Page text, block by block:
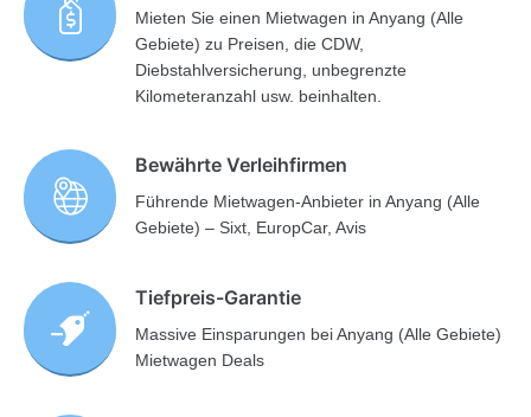
Mieten Sie einen Mietwagen in Anyang (Alle
Gebiete) zu Preisen, die CDW,
Diebstahlversicherung, unbegrenzte
Kilometeranzahl usw. beinhalten.
Bewährte Verleihfirmen
Führende Mietwagen-Anbieter in Anyang (Alle
Gebiete) – Sixt, EuropCar, Avis
Tiefpreis-Garantie
Massive Einsparungen bei Anyang (Alle Gebiete)
Mietwagen Deals